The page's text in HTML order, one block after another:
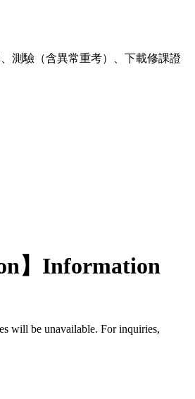
測驗（含異常重考）、下載修課證
】Information
will be unavailable. For inquiries,